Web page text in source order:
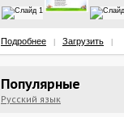
Подробнее Загрузить
Популярные
Русский язык